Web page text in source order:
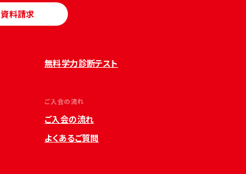
資料請求
無料学力診断テスト
ご入会の流れ
ご入会の流れ
よくあるご質問